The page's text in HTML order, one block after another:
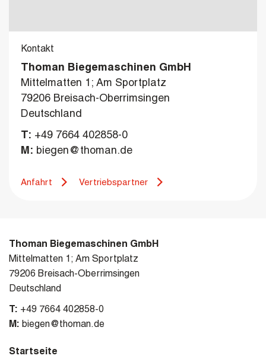
Kontakt
Thoman Biegemaschinen GmbH
Mittelmatten 1; Am Sportplatz
79206 Breisach-Oberrimsingen
Deutschland
T: +49 7664 402858-0
M: biegen@thoman.de
Anfahrt Vertriebspartner
Thoman Biegemaschinen GmbH
Mittelmatten 1; Am Sportplatz
79206 Breisach-Oberrimsingen
Deutschland
T: +49 7664 402858-0
M: biegen@thoman.de
Startseite